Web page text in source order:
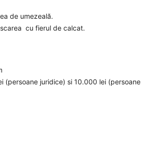
de umezeală.
cu fierul de calcat.
(persoane juridice) si 10.000 lei (persoane